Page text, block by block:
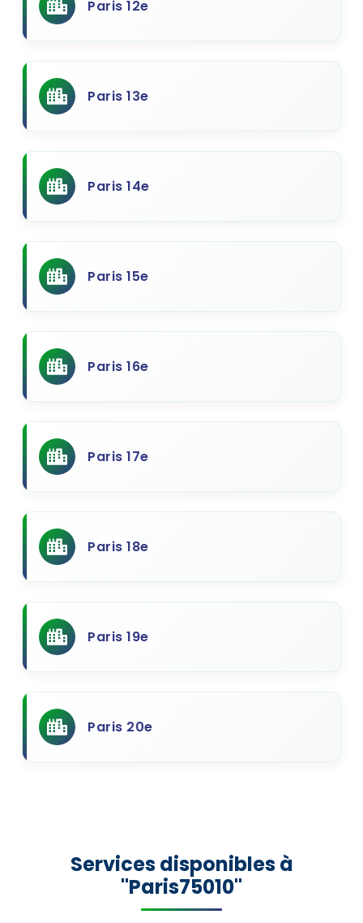
Paris 12e
Paris 13e
Paris 14e
Paris 15e
Paris 16e
Paris 17e
Paris 18e
Paris 19e
Paris 20e
Services disponibles à
"Paris75010"